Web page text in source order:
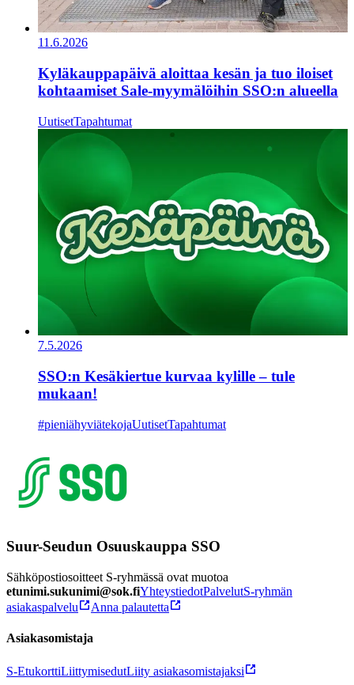
11.6.2026
Kyläkauppapäivä aloittaa kesän ja tuo iloiset
kohtaamiset Sale-myymälöihin SSO:n alueella
UutisetTapahtumat
7.5.2026
SSO:n Kesäkiertue kurvaa kylille – tule
mukaan!
#pieniähyviätekojaUutisetTapahtumat
Suur-Seudun Osuuskauppa SSO
Sähköpostiosoitteet S-ryhmässä ovat muotoa
etunimi.sukunimi@sok.fiYhteystiedotPalvelutS-ryhmän
asiakaspalvelu
Anna palautetta
Asiakasomistaja
S-EtukorttiLiittymisedutLiity asiakasomistajaksi